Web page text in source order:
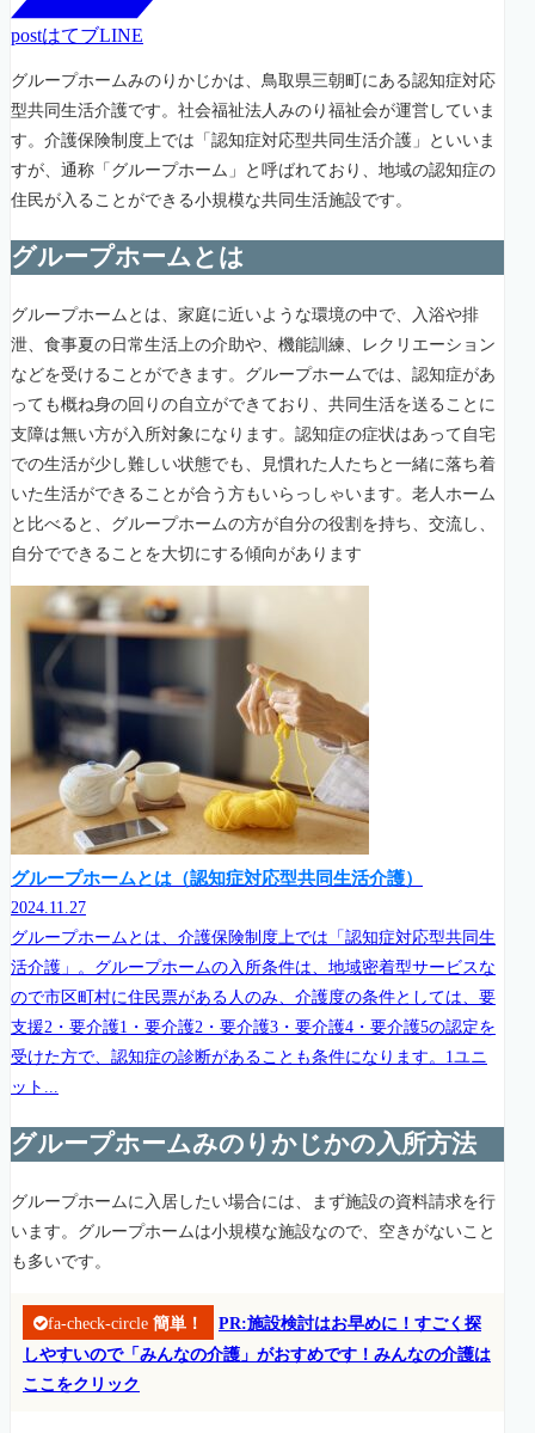
postはてブLINE
グループホームみのりかじかは、鳥取県三朝町にある認知症対応
型共同生活介護です。社会福祉法人みのり福祉会が運営していま
す。介護保険制度上では「認知症対応型共同生活介護」といいま
すが、通称「グループホーム」と呼ばれており、地域の認知症の
住民が入ることができる小規模な共同生活施設です。
グループホームとは
グループホームとは、家庭に近いような環境の中で、入浴や排
泄、食事夏の日常生活上の介助や、機能訓練、レクリエーション
などを受けることができます。グループホームでは、認知症があ
っても概ね身の回りの自立ができており、共同生活を送ることに
支障は無い方が入所対象になります。認知症の症状はあって自宅
での生活が少し難しい状態でも、見慣れた人たちと一緒に落ち着
いた生活ができることが合う方もいらっしゃいます。老人ホーム
と比べると、グループホームの方が自分の役割を持ち、交流し、
自分でできることを大切にする傾向があります
グループホームとは（認知症対応型共同生活介護）
2024.11.27
グループホームとは、介護保険制度上では「認知症対応型共同生
活介護」。グループホームの入所条件は、地域密着型サービスな
ので市区町村に住民票がある人のみ、介護度の条件としては、要
支援2・要介護1・要介護2・要介護3・要介護4・要介護5の認定を
受けた方で、認知症の診断があることも条件になります。1ユニ
ット...
グループホームみのりかじかの入所方法
グループホームに入居したい場合には、まず施設の資料請求を行
います。グループホームは小規模な施設なので、空きがないこと
も多いです。
fa-check-circle 簡単！
PR:施設検討はお早めに！すごく探
しやすいので「みんなの介護」がおすめです！みんなの介護は
ここをクリック